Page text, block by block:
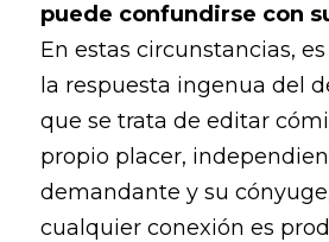
puede confundirse con
En estas circunstancias,
la respuesta ingenua del
que se trata de editar
propio placer,
demandante y su
cualquier conexión es